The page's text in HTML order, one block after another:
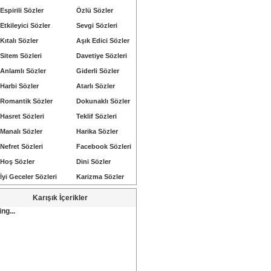
Espirili Sözler
Etkileyici Sözler
Kıtalı Sözler
Sitem Sözleri
Anlamlı Sözler
Harbi Sözler
Romantik Sözler
Hasret Sözleri
Manalı Sözler
Nefret Sözleri
Hoş Sözler
İyi Geceler Sözleri
Özlü Sözler
Sevgi Sözleri
Aşık Edici Sözler
Davetiye Sözleri
Giderli Sözler
Atarlı Sözler
Dokunaklı Sözler
Teklif Sözleri
Harika Sözler
Facebook Sözleri
Dini Sözler
Karizma Sözler
Karışık İçerikler